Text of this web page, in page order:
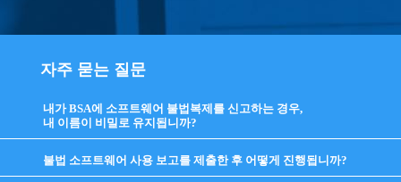
자주 묻는 질문
내가 BSA에 소프트웨어 불법복제를 신고하는 경우,
내 이름이 비밀로 유지됩니까?
to
expand
contents
불법 소프트웨어 사용 보고를 제출한 후 어떻게 진행됩니까?
to